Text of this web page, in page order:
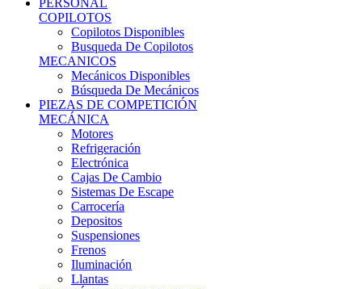
Copilotos Disponibles
Busqueda De Copilotos
MECANICOS
Mecánicos Disponibles
Búsqueda De Mecánicos
PIEZAS DE COMPETICIÓN
MECÁNICA
Motores
Refrigeración
Electrónica
Cajas De Cambio
Sistemas De Escape
Carrocería
Depositos
Suspensiones
Frenos
Iluminación
Llantas
NEUMÁTICOS DE ASFALTO